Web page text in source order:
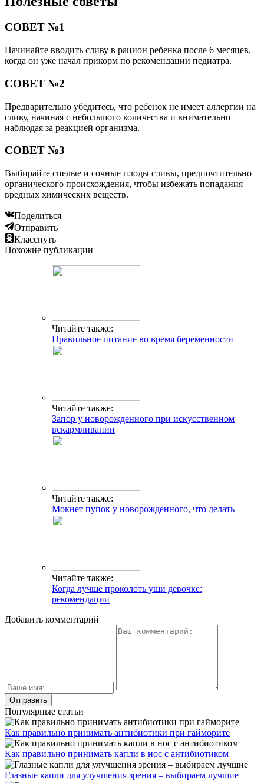
СОВЕТ №1
Начинайте вводить сливу в рацион ребенка после 6 месяцев,
когда он уже начал прикорм по рекомендации педиатра.
СОВЕТ №2
Предварительно убедитесь, что ребенок не имеет аллергии на
сливу, начиная с небольшого количества и внимательно
наблюдая за реакцией организма.
СОВЕТ №3
Выбирайте спелые и сочные плоды сливы, предпочтительно
органического происхождения, чтобы избежать попадания
вредных химических веществ.
Поделиться
Отправить
Класснуть
Похожие публикации
Читайте также:
Правильное питание во время беременности
Читайте также:
Запор у новорожденного при искусственном
вскармливании
Читайте также:
Мокнет пупок у новорожденного, что делать
Читайте также:
Когда лучше проколоть уши девочке:
рекомендации
Добавить комментарий
Популярные статьи
Как правильно принимать антибиотики при гайморите
Как правильно принимать капли в нос с антибиотиком
Глазные капли для улучшения зрения – выбираем лучшие